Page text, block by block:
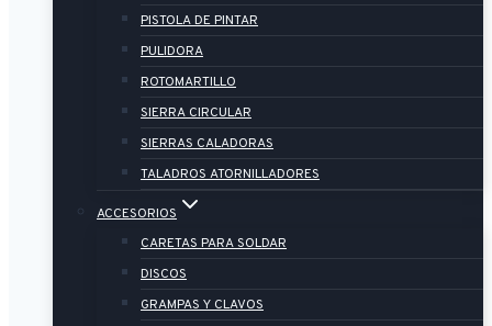
PISTOLA DE PINTAR
PULIDORA
ROTOMARTILLO
SIERRA CIRCULAR
SIERRAS CALADORAS
TALADROS ATORNILLADORES
ACCESORIOS
CARETAS PARA SOLDAR
DISCOS
GRAMPAS Y CLAVOS